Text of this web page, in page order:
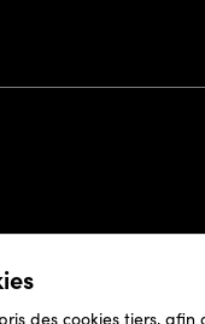
des cookies tiers,
S.A.